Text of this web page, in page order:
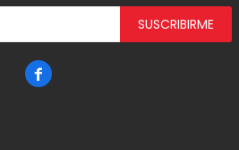
SUSCRIBIRME
